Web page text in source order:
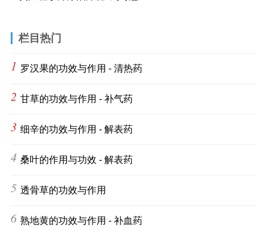
栏目热门
1 罗汉果的功效与作用 - 清热药
2 甘草的功效与作用 - 补气药
3 细辛的功效与作用 - 解表药
4 桑叶的作用与功效 - 解表药
5 透骨草的功效与作用
6 熟地黄的功效与作用 - 补血药